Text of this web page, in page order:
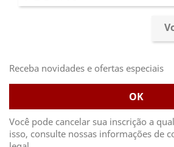
Receba novidades e ofertas especiais
Você pode cancelar sua inscrição a
isso, consulte nossas informações de